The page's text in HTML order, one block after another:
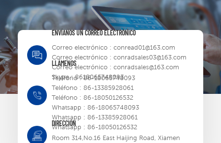
ENVÍANOS UN CORREO ELECTRÓNICO
Correo electrónico : conread01@163.com
Correo electrónico : conradsales03@163.com
Correo electrónico : conradsales@163.com
Skype :8618065748093
LLÁMENOS
Teléfono :86-18065748093
Teléfono : 86-13385928061
Teléfono : 86-18050126532
Whatsapp : 86-18065748093
Whatsapp : 86-13385928061
Whatsapp : 86-18050126532
DIRECCIÓN
Room 314,No.16 East Haijing Road, Xiamen